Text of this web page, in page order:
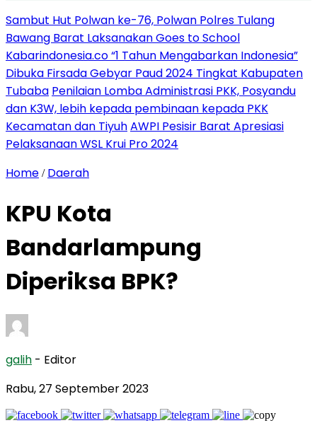
Sambut Hut Polwan ke-76, Polwan Polres Tulang
Bawang Barat Laksanakan Goes to School
Kabarindonesia.co “1 Tahun Mengabarkan Indonesia”
Dibuka Firsada Gebyar Paud 2024 Tingkat Kabupaten
Tubaba Penilaian Lomba Administrasi PKK, Posyandu
dan K3W, lebih kepada pembinaan kepada PKK
Kecamatan dan TiyuhAWPI Pesisir Barat Apresiasi
Pelaksanaan WSL Krui Pro 2024
Home / Daerah
KPU Kota
Bandarlampung
Diperiksa BPK?
galih - Editor
Rabu, 27 September 2023